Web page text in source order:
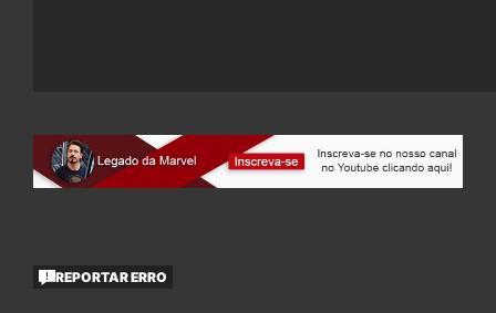
REPORTAR ERRO